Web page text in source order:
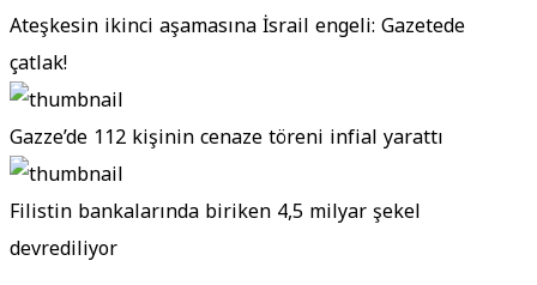
Ateşkesin ikinci aşamasına İsrail engeli: Gazetede
çatlak!
Gazze’de 112 kişinin cenaze töreni infial yarattı
Filistin bankalarında biriken 4,5 milyar şekel
devrediliyor